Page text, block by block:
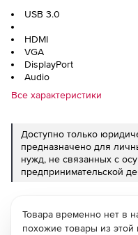
USB 3.0
HDMI
VGA
DisplayPort
Audio
Все характеристики
Доступно только
предназначено для
нужд, не связанных с
предпринимательской
Товара временно нет в
похожие товары из этой